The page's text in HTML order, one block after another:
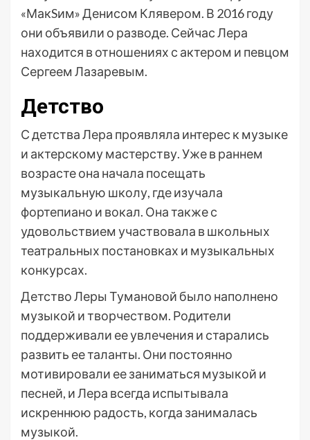
«МакSим» Денисом Клявером. В 2016 году
они объявили о разводе. Сейчас Лера
находится в отношениях с актером и певцом
Сергеем Лазаревым.
Детство
С детства Лера проявляла интерес к музыке
и актерскому мастерству. Уже в раннем
возрасте она начала посещать
музыкальную школу, где изучала
фортепиано и вокал. Она также с
удовольствием участвовала в школьных
театральных постановках и музыкальных
конкурсах.
Детство Леры Тумановой было наполнено
музыкой и творчеством. Родители
поддерживали ее увлечения и старались
развить ее таланты. Они постоянно
мотивировали ее заниматься музыкой и
песней, и Лера всегда испытывала
искреннюю радость, когда занималась
музыкой.